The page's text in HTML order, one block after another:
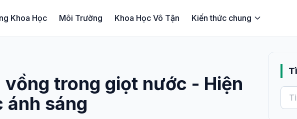
Khoa Học Môi Trường Khoa Học Vô Tận Kiến thức chung
vồng trong giọt nước - Hiện
ánh sáng